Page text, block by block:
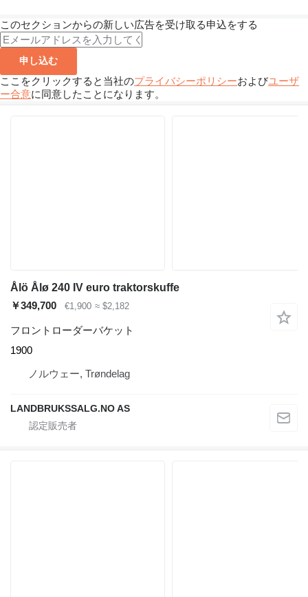
このセクションからの新しい広告を受け取る申込をする
申し込む
ここをクリックすると当社のプライバシーポリシーおよびユーザ
ー合意に同意したことになります。
Ålö Ålø 240 IV euro traktorskuffe
￥349,700
€1,900 ≈ $2,182
フロントローダーバケット
1900
ノルウェー, Trøndelag
LANDBRUKSSALG.NO AS